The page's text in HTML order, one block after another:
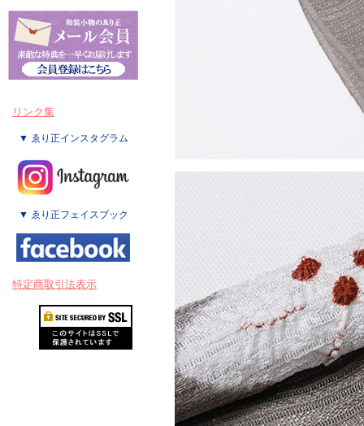
リンク集
▼ ゑり正インスタグラム
▼ ゑり正フェイスブック
特定商取引法表示